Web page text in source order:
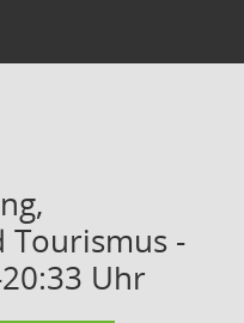
Tourismus -
Uhr